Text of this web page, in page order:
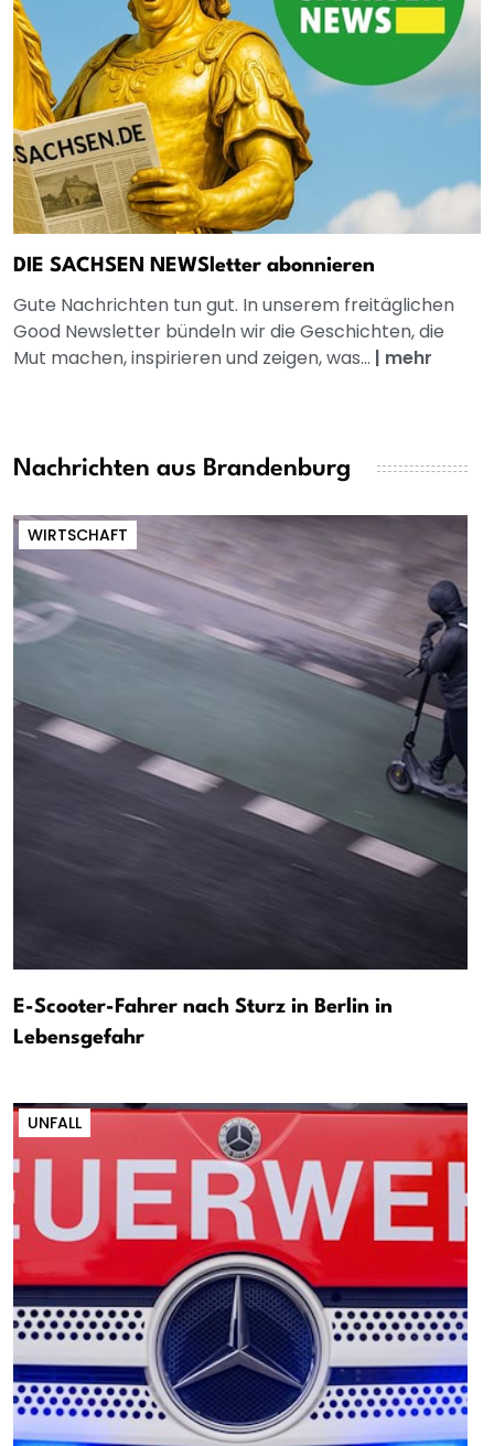
DIE SACHSEN NEWSletter abonnieren
Gute Nachrichten tun gut. In unserem freitäglichen
Good Newsletter bündeln wir die Geschichten, die
Mut machen, inspirieren und zeigen, was... | mehr
Nachrichten aus Brandenburg
WIRTSCHAFT
E-Scooter-Fahrer nach Sturz in Berlin in
Lebensgefahr
UNFALL